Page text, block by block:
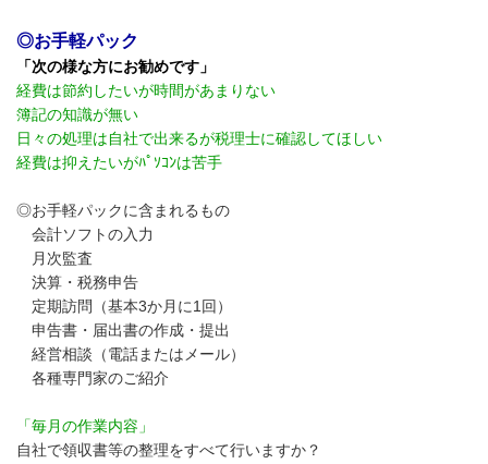
◎お手軽パック
「次の様な方にお勧めです」
経費は節約したいが時間があまりない
簿記の知識が無い
日々の処理は自社で出来るが税理士に確認してほしい
経費は抑えたいがﾊﾟｿｺﾝは苦手
◎お手軽パックに含まれるもの
会計ソフトの入力
月次監査
決算・税務申告
定期訪問（基本3か月に1回）
申告書・届出書の作成・提出
経営相談（電話またはメール）
各種専門家のご紹介
「毎月の作業内容」
自社で領収書等の整理をすべて行いますか？